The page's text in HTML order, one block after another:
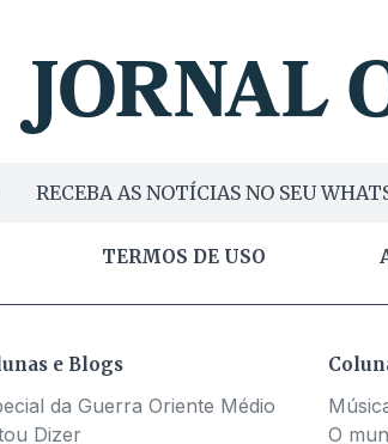
RECEBA AS NOTÍCIAS NO SEU
TERMOS DE USO
e Blogs
da Guerra Oriente Médio
Dizer
O